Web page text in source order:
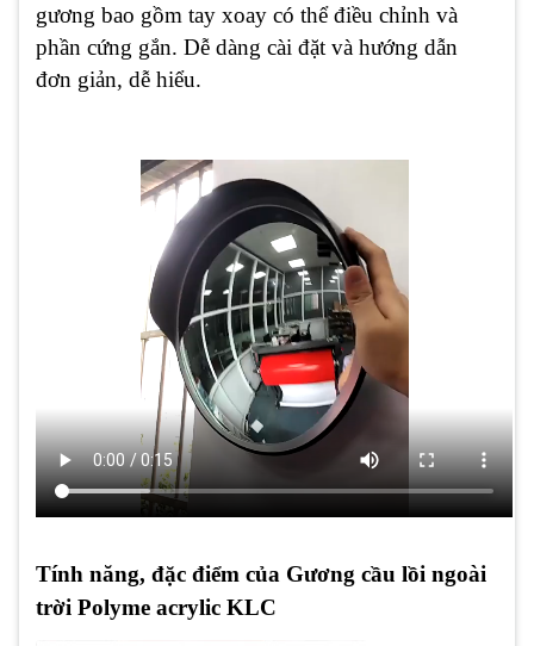
gương bao gồm tay xoay có thể điều chỉnh và
phần cứng gắn. Dễ dàng cài đặt và hướng dẫn
đơn giản, dễ hiểu.
Tính năng, đặc điểm của Gương cầu lồi ngoài
trời Polyme acrylic KLC